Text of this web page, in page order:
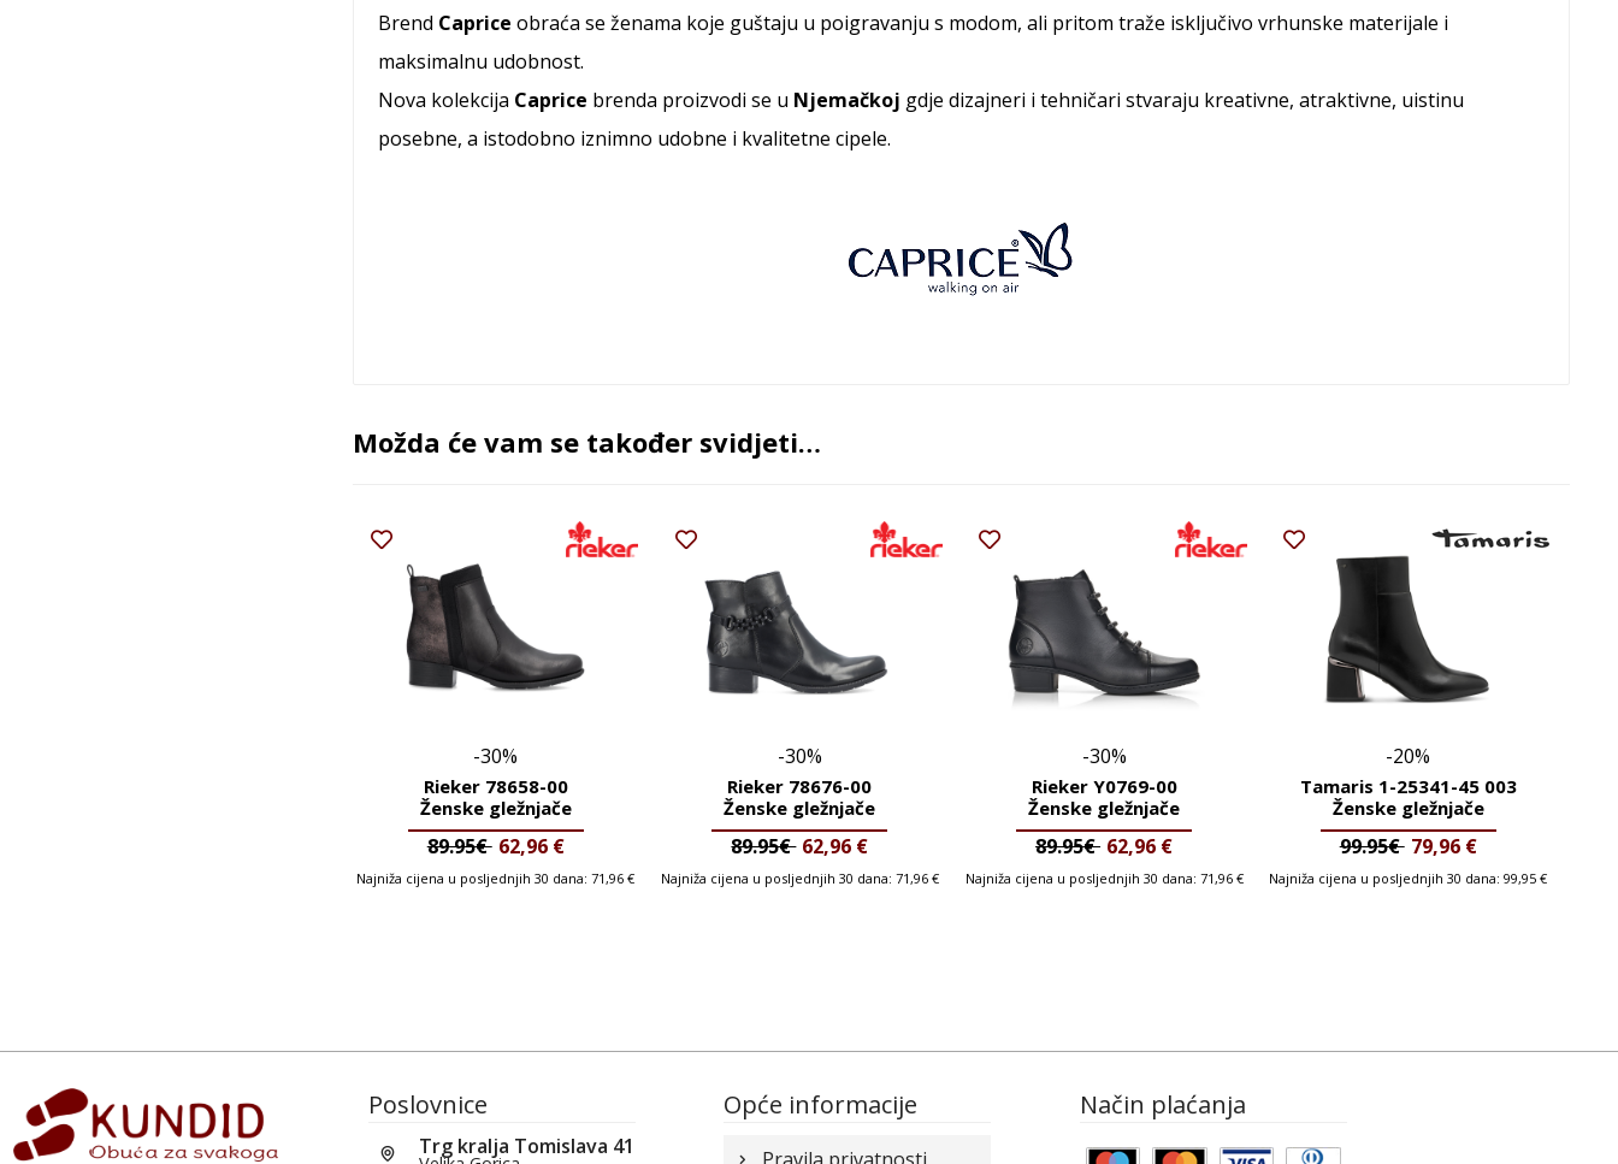
Brend Caprice obraća se ženama koje guštaju u poigravanju s modom, ali pritom traže isključivo vrhunske materijale i
maksimalnu udobnost.
Nova kolekcija Caprice brenda proizvodi se u Njemačkoj gdje dizajneri i tehničari stvaraju kreativne, atraktivne, uistinu
posebne, a istodobno iznimno udobne i kvalitetne cipele.
Možda će vam se također svidjeti…
-30%
Rieker 78658-00
Ženske gležnjače
89.95€ 62,96 €
Najniža cijena u posljednjih 30 dana:71,96€
-30%
Rieker 78676-00
Ženske gležnjače
89.95€ 62,96 €
Najniža cijena u posljednjih 30 dana: 71,96 €
-30%
Rieker Y0769-00
Ženske gležnjače
89.95€ 62,96 €
Najniža cijena u posljednjih 30 dana: 71,96 €
-20%
Tamaris 1-25341-45 003
Ženske gležnjače
99.95€ 79,96 €
Najniža cijena u posljednjih 30 dana:99,95€
Poslovnice
Trg kralja Tomislava 41
Opće informacije Način plaćanja